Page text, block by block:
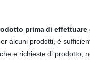
prima di
alcuni prodotti, è
e richieste di prodotto,